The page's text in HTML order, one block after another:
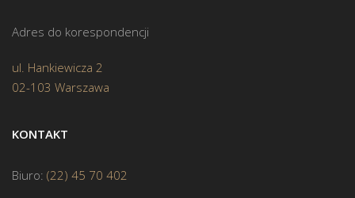
Adres do korespondencji
ul. Hankiewicza 2
02-103 Warszawa
KONTAKT
Biuro: (22) 45 70 402